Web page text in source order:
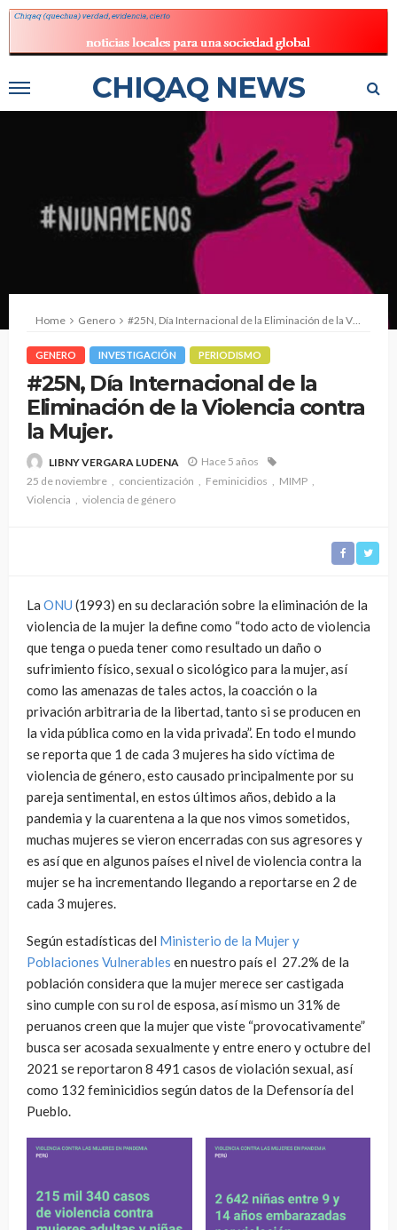
CHIQAQ NEWS
Home Genero #25N, Día Internacional de la Eliminación de la Violencia contra la Mujer.
GENERO INVESTIGACIÓN PERIODISMO
#25N, Día Internacional de la
Eliminación de la Violencia contra
la Mujer.
LIBNY VERGARA LUDENA
Hace 5 años
25 de noviembre
concientización Feminicidios
MIMP
Violencia
violencia de género
La ONU (1993) en su declaración sobre la eliminación de la
violencia de la mujer la define como “todo acto de violencia
que tenga o pueda tener como resultado un daño o
sufrimiento físico, sexual o sicológico para la mujer, así
como las amenazas de tales actos, la coacción o la
privación arbitraria de la libertad, tanto si se producen en
la vida pública como en la vida privada”. En todo el mundo
se reporta que 1 de cada 3 mujeres ha sido víctima de
violencia de género, esto causado principalmente por su
pareja sentimental, en estos últimos años, debido a la
pandemia y la cuarentena a la que nos vimos sometidos,
muchas mujeres se vieron encerradas con sus agresores y
es así que en algunos países el nivel de violencia contra la
mujer se ha incrementando llegando a reportarse en 2 de
cada 3 mujeres.
Según estadísticas del Ministerio de la Mujer y
Poblaciones Vulnerables en nuestro país el 27.2% de la
población considera que la mujer merece ser castigada
sino cumple con su rol de esposa, así mismo un 31% de
peruanos creen que la mujer que viste “provocativamente”
busca ser acosada sexualmente y entre enero y octubre del
2021 se reportaron 8 491 casos de violación sexual, así
como 132 feminicidios según datos de la Defensoría del
Pueblo.